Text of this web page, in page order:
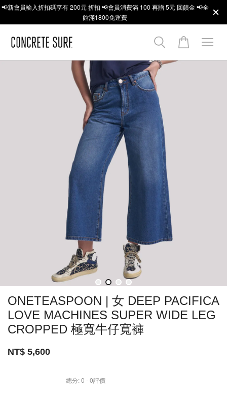
📢新會員輸入折扣碼享有 200元 折扣 📢會員消費滿 100 再贈 5元 回饋金 📢全
館滿1800免運費
ONETEASPOON | 女 DEEP PACIFICA
LOVE MACHINES SUPER WIDE LEG
CROPPED 極寬牛仔寬褲
NT$ 5,600
總分:0 -0評價